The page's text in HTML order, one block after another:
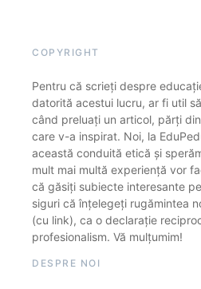
COPYRIGHT
Pentru că scrieți despre
datorită acestui lucru, ar fi util
când preluați un articol, părți
care v-a inspirat. Noi, la
această conduită etică și
mult mai multă experiență vor
că găsiți subiecte interesante
siguri că înțelegeți rugămintea
(cu link), ca o declarație
profesionalism. Vă mulțumim!
DESPRE NOI